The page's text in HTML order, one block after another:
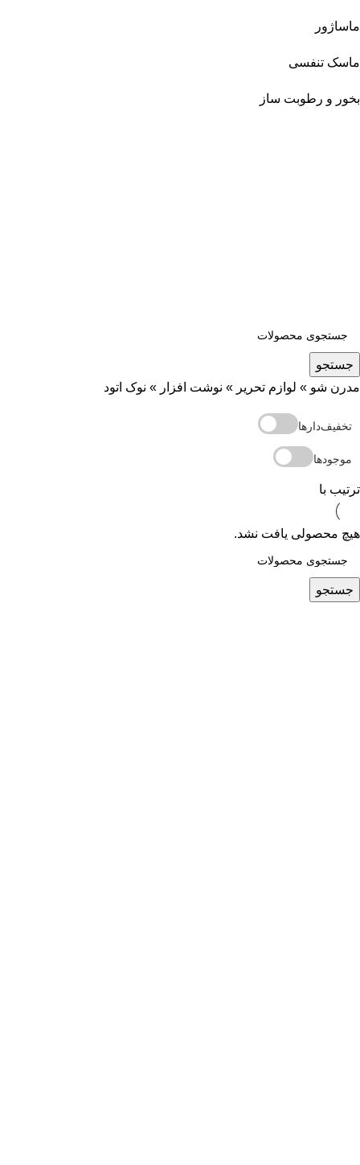
ماساژور
ماسک تنفسی
بخور و رطوبت ساز
جستجو
مدرن شو » لوازم تحریر » نوشت افزار » نوک اتود
تخفیف‌دارها
موجودها
ترتیب با
هیچ محصولی یافت نشد.
جستجو